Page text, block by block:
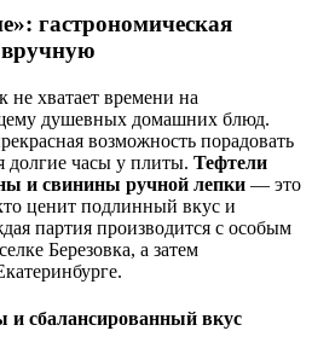
гастрономическая
вручную
не хватает времени на
душевных домашних блюд.
возможность порадовать
долгие часы у плиты. Тефтели
и свинины ручной лепки — это
ценит подлинный вкус и
партия производится с особым
Березовка, а затем
и сбалансированный вкус